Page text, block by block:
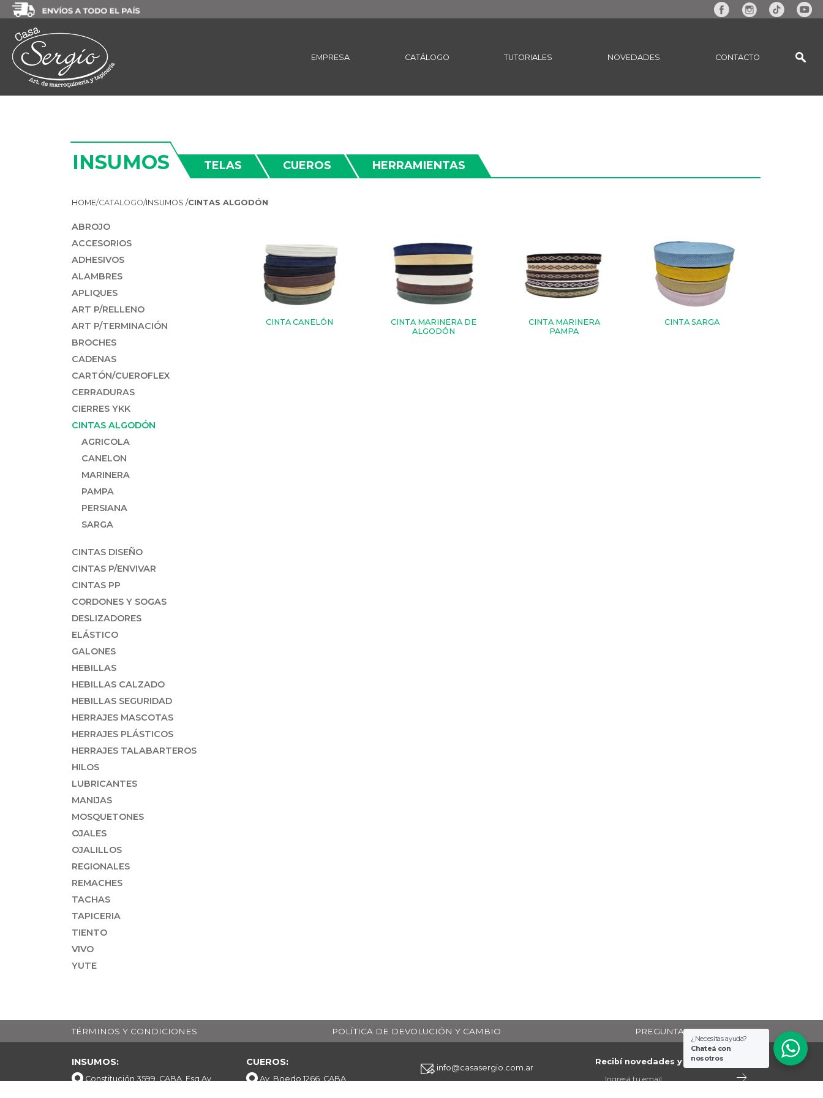
EMPRESA CATÁLOGO TUTORIALES NOVEDADES CONTACTO
INSUMOS TELAS CUEROS HERRAMIENTAS
CINTAS ALGODÓN
INSUMOS /
CATALOGO/
/
HOME
ABROJO
ACCESORIOS
ADHESIVOS
ALAMBRES
APLIQUES
ART P/RELLENO
ART P/TERMINACIÓN
BROCHES
CADENAS
CARTÓN/CUEROFLEX
CERRADURAS
CIERRES YKK
CINTAS ALGODÓN
AGRICOLA
CANELON
MARINERA
PAMPA
PERSIANA
SARGA
CINTAS DISEÑO
CINTAS P/ENVIVAR
CINTAS PP
CORDONES Y SOGAS
DESLIZADORES
ELÁSTICO
GALONES
HEBILLAS
HEBILLAS CALZADO
HEBILLAS SEGURIDAD
HERRAJES MASCOTAS
HERRAJES PLÁSTICOS
HERRAJES TALABARTEROS
HILOS
LUBRICANTES
MANIJAS
MOSQUETONES
OJALES
OJALILLOS
REGIONALES
REMACHES
TACHAS
TAPICERIA
TIENTO
VIVO
YUTE
CINTA CANELÓN
CINTA MARINERA DE
ALGODÓN
CINTA MARINERA
PAMPA
CINTA SARGA
TÉRMINOS Y CONDICIONES POLÍTICA DE DEVOLUCIÓN Y CAMBIO PREGUNTAS FRECUENTES
INSUMOS:
Constitución 3599, CABA. Esq Av.
CUEROS:
Av. Boedo 1266, CABA.
info@casasergio.com.ar
Recibí novedades y promociones
¿Necesitas ayuda?
Chateá con
nosotros